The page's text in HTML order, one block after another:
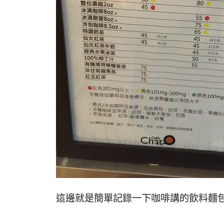
這邊就是簡單記錄一下咖啡講的飲料麵